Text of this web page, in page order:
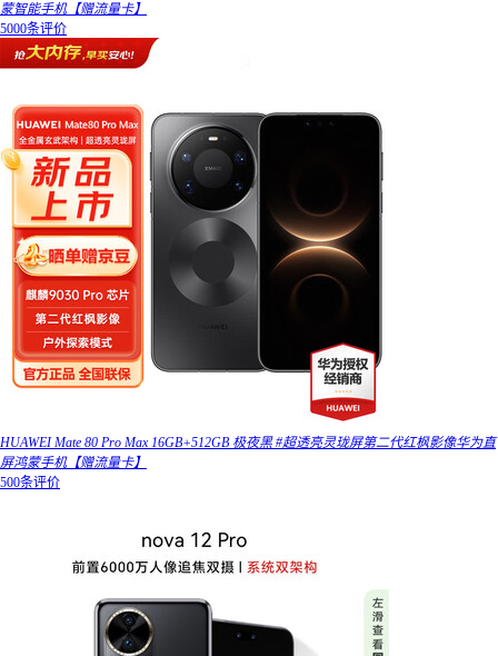
蒙智能手机【赠流量卡】
5000条评价
HUAWEI Mate 80 Pro Max 16GB+512GB 极夜黑 #超透亮灵珑屏第二代红枫影像华为直
屏鸿蒙手机【赠流量卡】
500条评价